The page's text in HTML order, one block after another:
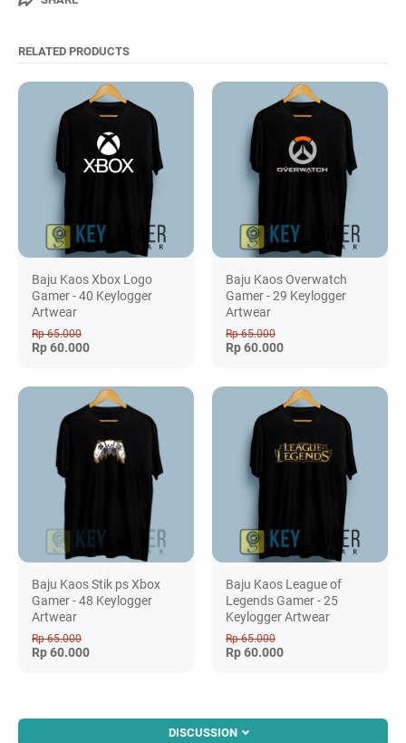
RELATED PRODUCTS
Baju Kaos Xbox Logo
Gamer - 40 Keylogger
Artwear
Rp 65.000
Rp 60.000
Baju Kaos Overwatch
Gamer - 29 Keylogger
Artwear
Rp 65.000
Rp 60.000
Baju Kaos Stik ps Xbox
Gamer - 48 Keylogger
Artwear
Rp 65.000
Rp 60.000
Baju Kaos League of
Legends Gamer - 25
Keylogger Artwear
Rp 65.000
Rp 60.000
DISCUSSION